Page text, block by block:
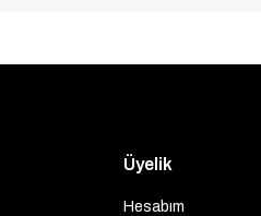
Üyelik
Hesabım